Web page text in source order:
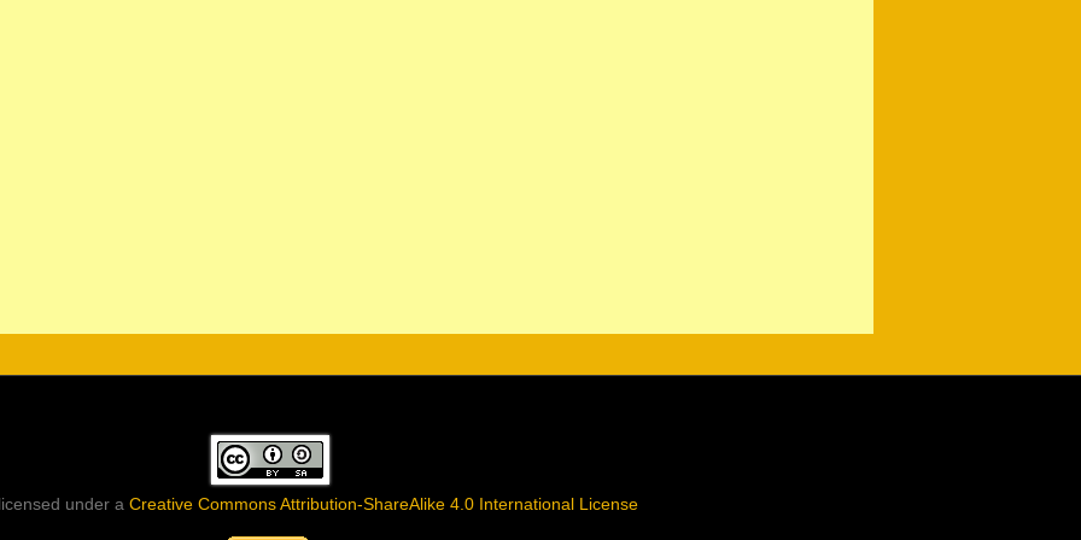
under a Creative Commons Attribution-ShareAlike 4.0 International License